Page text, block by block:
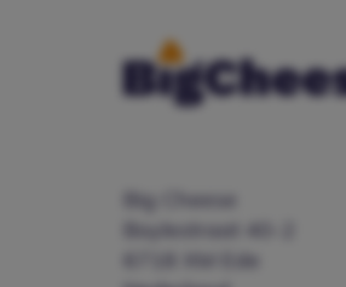
Big Cheese
Boylestraat 40-2
6718 XM Ede